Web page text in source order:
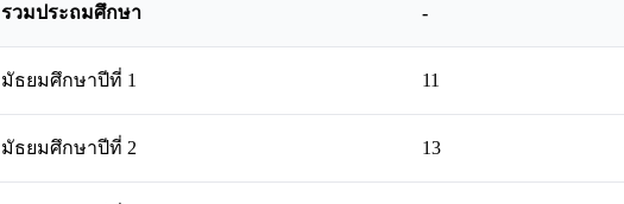
รวมประถมศึกษา -
มัธยมศึกษาปีที่ 1 11
มัธยมศึกษาปีที่ 2 13